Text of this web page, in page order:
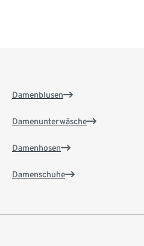
Damenblusen
Damenunterwäsche
Damenhosen
Damenschuhe